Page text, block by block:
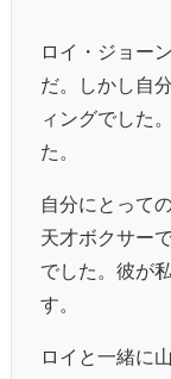
ロイ・ジョー
だ。しかし自
ィングでした
た。
自分にとって
天才ボクサー
でした。彼が
す。
ロイと一緒に